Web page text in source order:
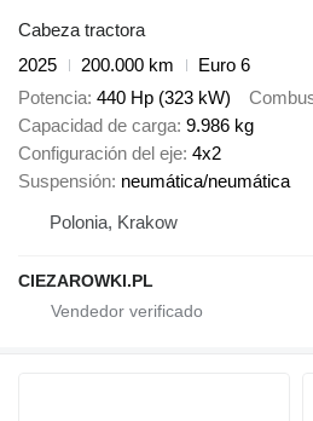
Cabeza tractora
2025
200.000 km
Euro 6
Potencia 440 Hp (323 kW)
Capacidad de carga 9.986 kg
Configuración del eje 4x2
Suspensión neumática/neumática
Polonia, Krakow
CIEZAROWKI.PL